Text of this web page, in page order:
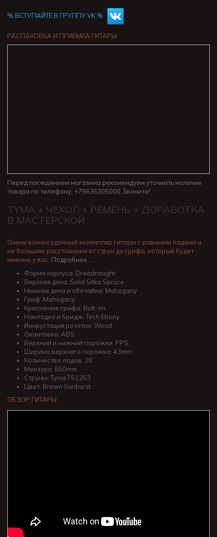
% ВСТУПАЙТЕ В ГРУППУ VK %
РАСПАКОВКА И ПРИЕМКА ГИТАРЫ
Перед посещением магазина рекомендуем уточнить наличие
товара по телефону: +79636305000 Звоните!
TYMA + ЧЕХОЛ + РЕМЕНЬ + ДОРАБОТКА
В МАСТЕРСКОЙ
Очень важен удачный экземпляр гитары с ровными ладами и
не большим расстоянием от струн до грифа, который будет
именно у вас. Подробнее …
Форма корпуса: Dreadnought
Верхняя дека: Solid Sitka Spruce
Нижняя дека и обечайки: Mahogany
Гриф: Mahogany
Крепление грифа: Bolt-on
Накладка и бридж: Tech Ebony
Инкрустация розетки: Wood
Окантовка: ABS
Верхний и нижний порожки: PPS
Ширина верхнего порожка: 43mm
Количество ладов: 20
Мензура: 650mm
Струны: Tyma TS1253
Цвет: Brown Sunburst
ОБЗОР ГИТАРЫ